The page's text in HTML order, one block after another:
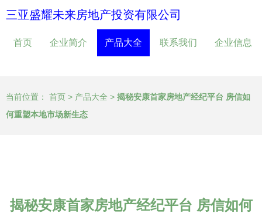
三亚盛耀未来房地产投资有限公司
首页 企业简介 产品大全 联系我们 企业信息
当前位置： 首页 > 产品大全 > 揭秘安康首家房地产经纪平台 房信如
何重塑本地市场新生态
揭秘安康首家房地产经纪平台 房信如何